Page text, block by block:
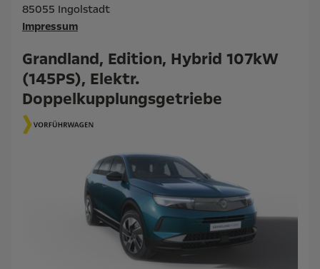
Grandland, Edition, Hybrid 107kW
(145PS), Elektr.
Doppelkupplungsgetriebe
85055 Ingolstadt
Impressum